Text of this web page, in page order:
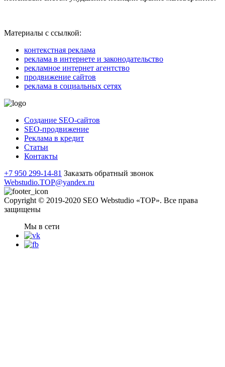
Материалы с ссылкой:
контекстная реклама
реклама в интернете и законодательство
рекламное интернет агентство
продвижение сайтов
реклама в социальных сетях
Создание SEO-сайтов
SEO-продвижение
Реклама в кредит
Статьи
Контакты
+7 950 299-14-81 Заказать обратный звонок
Webstudio.TOP@yandex.ru
Copyright © 2019-2020 SEO Webstudio «TOP». Все права
защищены
Мы в сети